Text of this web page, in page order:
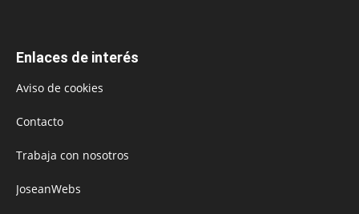
Enlaces de interés
Aviso de cookies
Contacto
Trabaja con nosotros
JoseanWebs